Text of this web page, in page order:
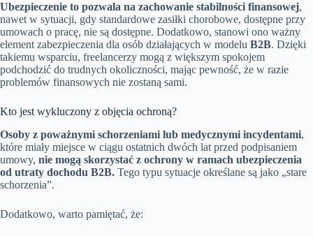
Ubezpieczenie to pozwala na zachowanie stabilności finansowej,
nawet w sytuacji, gdy standardowe zasiłki chorobowe, dostępne przy
umowach o pracę, nie są dostępne. Dodatkowo, stanowi ono ważny
element zabezpieczenia dla osób działających w modelu B2B. Dzięki
takiemu wsparciu, freelancerzy mogą z większym spokojem
podchodzić do trudnych okoliczności, mając pewność, że w razie
problemów finansowych nie zostaną sami.
Kto jest wykluczony z objęcia ochroną?
Osoby z poważnymi schorzeniami lub medycznymi incydentami,
które miały miejsce w ciągu ostatnich dwóch lat przed podpisaniem
umowy, nie mogą skorzystać z ochrony w ramach ubezpieczenia
od utraty dochodu B2B. Tego typu sytuacje określane są jako „stare
schorzenia”.
Dodatkowo, warto pamiętać, że: